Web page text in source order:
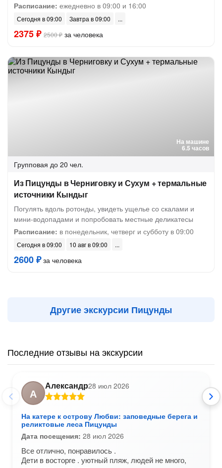
Расписание: ежедневно в 09:00 и 16:00
Сегодня в 09:00 Завтра в 09:00
2375 ₽ 2500 ₽ за человека
На машине
6.5 часов
Групповая до 20 чел.
Из Пицунды в Черниговку и Сухум + термальные
источники Кындыг
Погулять вдоль ротонды, увидеть ущелье со скалами и
мини-водопадами и попробовать местные деликатесы
Расписание: в понедельник, четверг и субботу в 09:00
Сегодня в 09:00 10 авг в 09:00
2600 ₽за человека
Другие экскурсии Пицунды
Последние отзывы на экскурсии
А
Александр28 июл 2026
На катере к острову Любви: заповедные берега и
реликтовые леса Пицунды
Дата посещения: 28 июл 2026
Все отлично, понравилось .
Дети в восторге . уютный пляж, людей не много,